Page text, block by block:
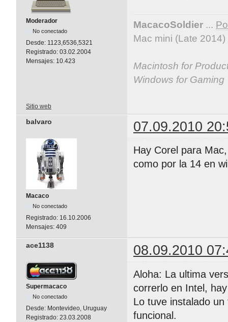
Moderador
No conectado
Desde: 1123,6536,5321
Registrado: 03.02.2004
Mensajes: 10.423
MacacoSoldier ...
Mac mini (Late
Macintosh for
Windows for Gaming
Sitio web
balvaro 07.09.2010
Macaco
No conectado
Registrado: 16.10.2006
Mensajes: 409
Hay Corel para
como por la 14 en
ace1138 08.09.2010
Supermacaco
No conectado
Desde: Montevideo, Uruguay
Registrado: 23.03.2008
Aloha: La ultima
correrlo en Intel,
Lo tuve instalado
funcional.